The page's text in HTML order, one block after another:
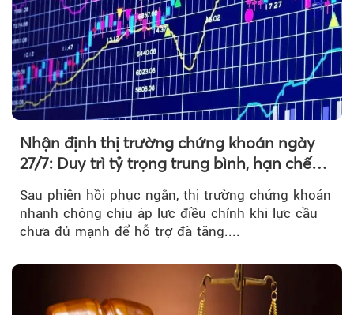
Nhận định thị trường chứng khoán ngày
27/7: Duy trì tỷ trọng trung bình, hạn chế
Sau phiên hồi phục ngắn, thị trường chứng khoán
nhanh chóng chịu áp lực điều chỉnh khi lực cầu
chưa đủ mạnh để hỗ trợ đà tăng....